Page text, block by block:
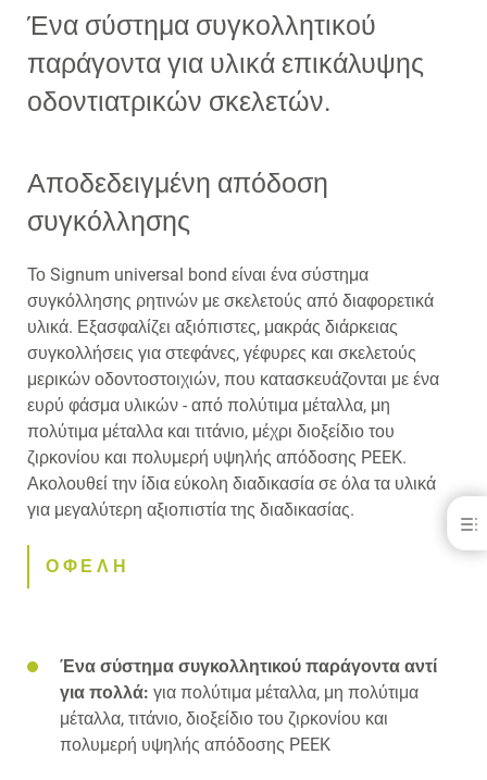
Signum® universal bond
Ένα σύστημα συγκολλητικού
παράγοντα για υλικά επικάλυψης
οδοντιατρικών σκελετών.
Αποδεδειγμένη απόδοση
συγκόλλησης
Το Signum universal bond είναι ένα σύστημα
συγκόλλησης ρητινών με σκελετούς από διαφορετικά
υλικά. Εξασφαλίζει αξιόπιστες, μακράς διάρκειας
συγκολλήσεις για στεφάνες, γέφυρες και σκελετούς
μερικών οδοντοστοιχιών, που κατασκευάζονται με ένα
ευρύ φάσμα υλικών - από πολύτιμα μέταλλα, μη
πολύτιμα μέταλλα και τιτάνιο, μέχρι διοξείδιο του
ζιρκονίου και πολυμερή υψηλής απόδοσης PEEK.
Ακολουθεί την ίδια εύκολη διαδικασία σε όλα τα υλικά
για μεγαλύτερη αξιοπιστία της διαδικασίας.
ΟΦΕΛΗ
Ένα σύστημα συγκολλητικού παράγοντα αντί
για πολλά: για πολύτιμα μέταλλα, μη πολύτιμα
μέταλλα, τιτάνιο, διοξείδιο του ζιρκονίου και
πολυμερή υψηλής απόδοσης PEEK